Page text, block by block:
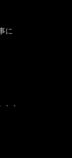
に
、、